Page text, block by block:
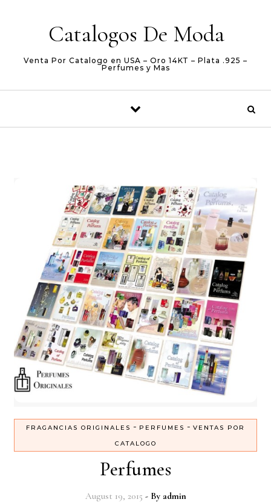
Catalogos De Moda
Venta Por Catalogo en USA – Oro 14KT – Plata .925 –
Perfumes y Mas
FRAGANCIAS ORIGINALES - PERFUMES - VENTAS POR
CATALOGO
Perfumes
August 19, 2015 - By admin